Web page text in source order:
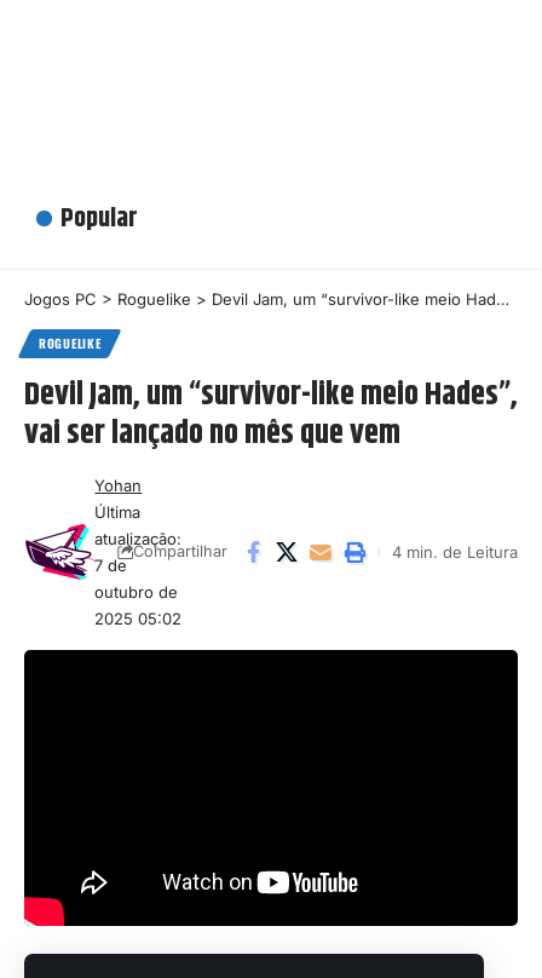
Popular
Jogos PC > Roguelike > Devil Jam, um “survivor-like meio Hades”, vai ser lançado no mês que vem
ROGUELIKE
Devil Jam, um “survivor-like meio Hades”,
vai ser lançado no mês que vem
Última
atualização:
7 de
outubro de
2025 05:02
Yohan
Compartilhar 4 min. de Leitura